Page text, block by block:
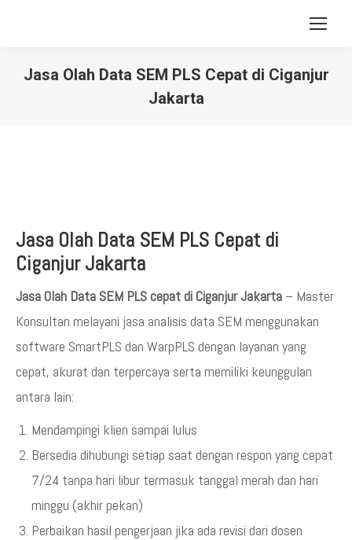
Jasa Olah Data SEM PLS Cepat di Ciganjur
Jakarta
Jasa Olah Data SEM PLS Cepat di
Ciganjur Jakarta
Jasa Olah Data SEM PLS cepat di Ciganjur Jakarta – Master
Konsultan melayani jasa analisis data SEM menggunakan
software SmartPLS dan WarpPLS dengan layanan yang
cepat, akurat dan terpercaya serta memiliki keunggulan
antara lain:
Mendampingi klien sampai lulus
Bersedia dihubungi setiap saat dengan respon yang cepat
7/24 tanpa hari libur termasuk tanggal merah dan hari
minggu (akhir pekan)
Perbaikan hasil pengerjaan jika ada revisi dari dosen